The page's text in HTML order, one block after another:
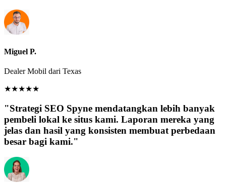
Miguel P.
Dealer Mobil dari Texas
★★★★★
"Strategi SEO Spyne mendatangkan lebih banyak
pembeli lokal ke situs kami. Laporan mereka yang
jelas dan hasil yang konsisten membuat perbedaan
besar bagi kami."